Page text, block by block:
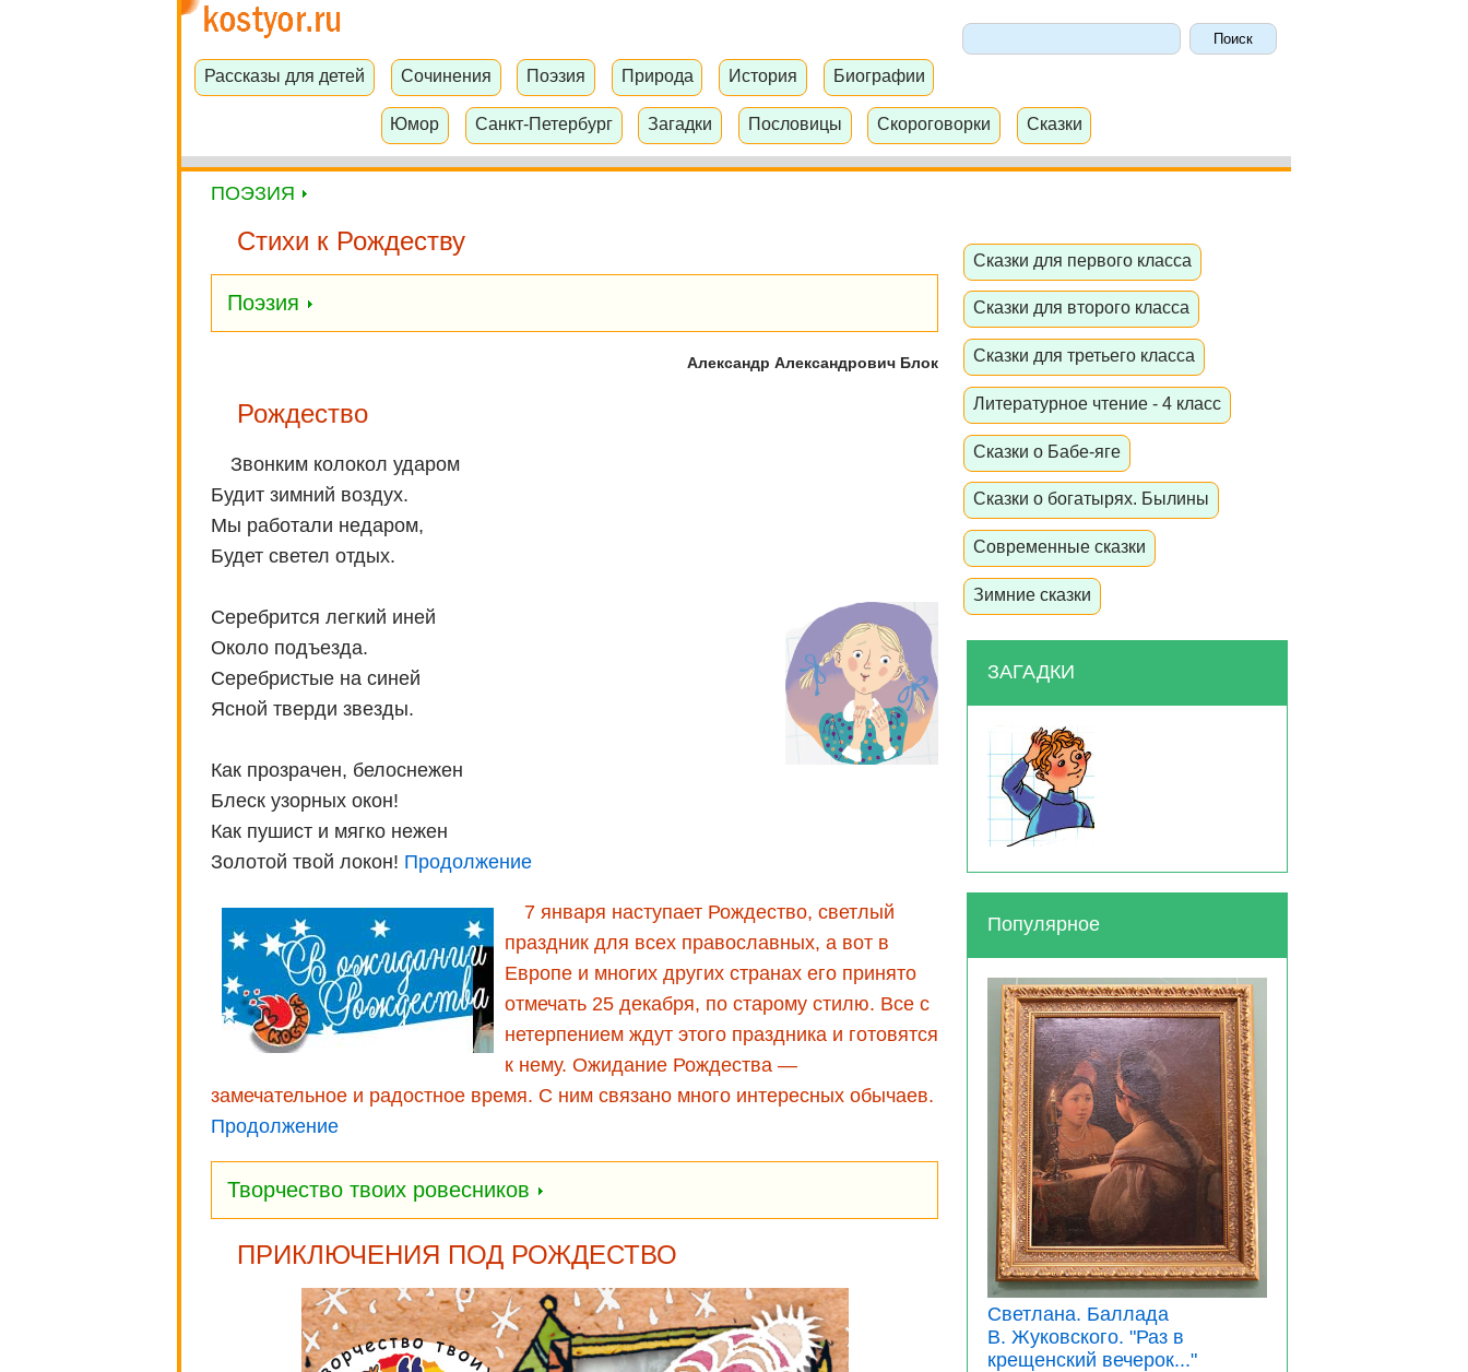
Рассказы для детей Сочинения Поэзия Природа История Биографии
Юмор Санкт-Петербург Загадки Пословицы Скороговорки Сказки
ПОЭЗИЯ
Стихи к Рождеству
Поэзия
Александр Александрович Блок
Рождество
Звонким колокол ударом
Будит зимний воздух.
Мы работали недаром,
Будет светел отдых.
Серебрится легкий иней
Около подъезда.
Серебристые на синей
Ясной тверди звезды.
Как прозрачен, белоснежен
Блеск узорных окон!
Как пушист и мягко нежен
Золотой твой локон! Продолжение
7 января наступает Рождество, светлый
праздник для всех православных, а вот в
Европе и многих других странах его принято
отмечать 25 декабря, по старому стилю. Все с
нетерпением ждут этого праздника и готовятся
к нему. Ожидание Рождества —
замечательное и радостное время. С ним связано много интересных обычаев.
Продолжение
Творчество твоих ровесников
ПРИКЛЮЧЕНИЯ ПОД РОЖДЕСТВО
Сказки для первого класса
Сказки для второго класса
Сказки для третьего класса
Литературное чтение - 4 класс
Сказки о Бабе-яге
Сказки о богатырях. Былины
Современные сказки
Зимние сказки
ЗАГАДКИ
Популярное
Светлана. Баллада
В. Жуковского. "Раз в
крещенский вечерок..."